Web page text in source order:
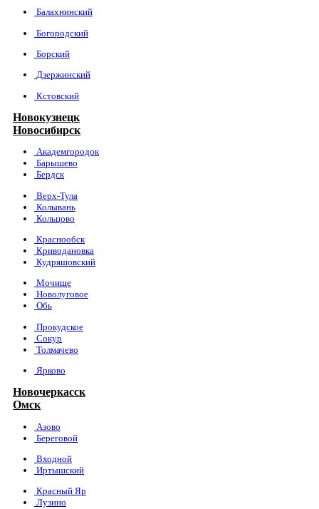
Балахнинский
Богородский
Борский
Дзержинский
Кстовский
Новокузнецк
Новосибирск
Академгородок
Барышево
Бердск
Верх-Тула
Колывань
Кольцово
Краснообск
Криводановка
Кудряшовский
Мочище
Новолуговое
Обь
Прокудское
Сокур
Толмачево
Ярково
Новочеркасск
Омск
Азово
Береговой
Входной
Иртышский
Красный Яр
Лузино